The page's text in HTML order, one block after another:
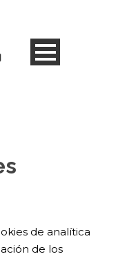
de analítica
de los